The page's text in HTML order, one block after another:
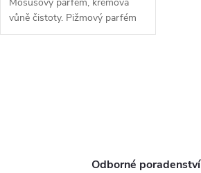
vůně čistoty. Pižmový parfém
Odborné poradenství